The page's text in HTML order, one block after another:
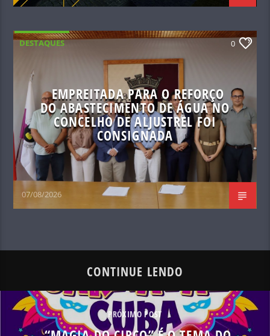
DESTAQUES 0
EMPREITADA PARA O REFORÇO
DO ABASTECIMENTO DE ÁGUA NO
CONCELHO DE ALJUSTREL FOI
CONSIGNADA
07/08/2026
CONTINUE LENDO
PRÓXIMO POST